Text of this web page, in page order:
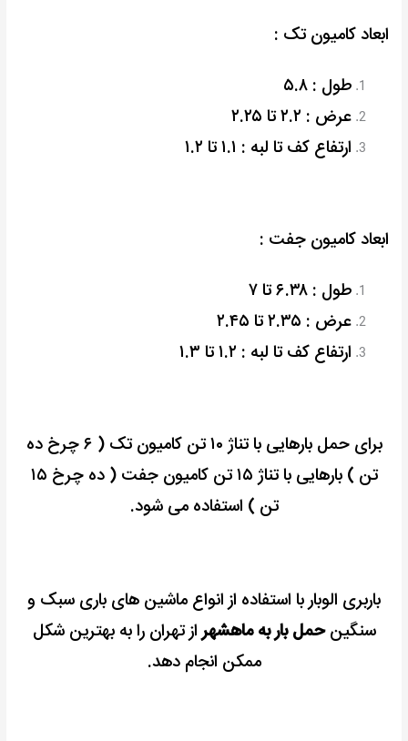
ابعاد کامیون تک :
طول : ۵.۸
عرض : ۲.۲ تا ۲.۲۵
ارتفاع کف تا لبه : ۱.۱ تا ۱.۲
ابعاد کامیون جفت :
طول : ۶.۳۸ تا ۷
عرض : ۲.۳۵ تا ۲.۴۵
ارتفاع کف تا لبه : ۱.۲ تا ۱.۳
برای حمل بارهایی با تناژ ۱۰ تن کامیون تک ( ۶ چرخ ده
تن ) بارهایی با تناژ ۱۵ تن کامیون جفت ( ده چرخ ۱۵
تن ) استفاده می شود.
باربری الوبار با استفاده از انواع ماشین های باری سبک و
سنگینحمل بار به ماهشهراز تهران را به بهترین شکل
ممکن انجام دهد.